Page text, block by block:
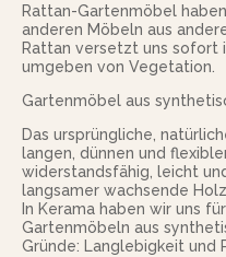
Rattan-Gartenmöbel
anderen Möbeln aus
Rattan versetzt uns sofort
umgeben von Vegetation.
Gartenmöbel aus
Das ursprüngliche,
langen, dünnen und
widerstandsfähig, leicht
langsamer wachsende
In Kerama haben wir uns
Gartenmöbeln aus
Gründe: Langlebigkeit und